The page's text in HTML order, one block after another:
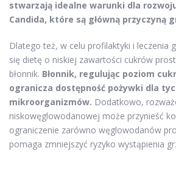
stwarzają idealne warunki dla
Candida, które są główną przyczyną
Dlatego też, w celu profilaktyki i leczenia
się dietę o niskiej zawartości cukrów
błonnik. Błonnik, regulując poziom
ogranicza dostępność pożywki dla
mikroorganizmów. Dodatkowo,
niskowęglowodanowej może przynieść
ograniczenie zarówno węglowodanów
pomaga zmniejszyć ryzyko wystąpienia